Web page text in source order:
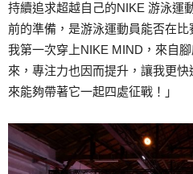
持續追求超越自己的NIKE 游泳運
前的準備，是游泳運動員能否在
我第一次穿上NIKE MIND，來自
來，專注力也因而提升，讓我更
來能夠帶著它一起四處征戰！」